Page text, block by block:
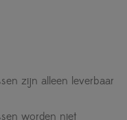
zijn alleen leverbaar
worden niet